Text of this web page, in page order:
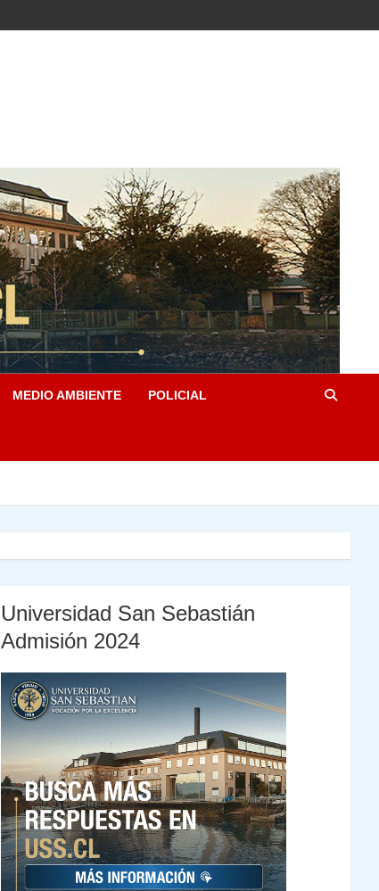
MEDIO AMBIENTE POLICIAL
Universidad San Sebastián
Admisión 2024